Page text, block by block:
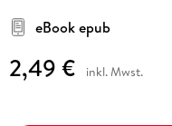
eBook epub
2,49 € inkl. Mwst.